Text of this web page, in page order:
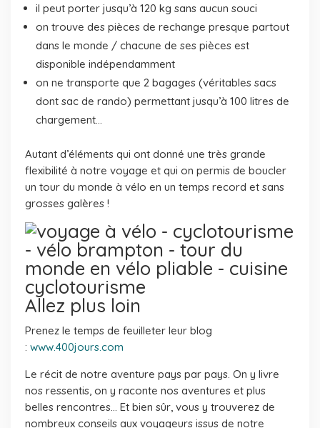
il peut porter jusqu’à 120 kg sans aucun souci
on trouve des pièces de rechange presque partout
dans le monde / chacune de ses pièces est
disponible indépendamment
on ne transporte que 2 bagages (véritables sacs
dont sac de rando) permettant jusqu’à 100 litres de
chargement…
Autant d’éléments qui ont donné une très grande
flexibilité à notre voyage et qui on permis de boucler
un tour du monde à vélo en un temps record et sans
grosses galères !
Allez plus loin
Prenez le temps de feuilleter leur blog
: www.400jours.com
Le récit de notre aventure pays par pays. On y livre
nos ressentis, on y raconte nos aventures et plus
belles rencontres… Et bien sûr, vous y trouverez de
nombreux conseils aux voyageurs issus de notre